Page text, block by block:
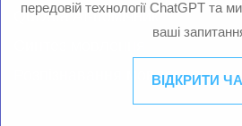
передовій технології ChatGPT та
ваші
ВІДКРИТИ
QuData AI-помічник
Розпізнавання мовлення